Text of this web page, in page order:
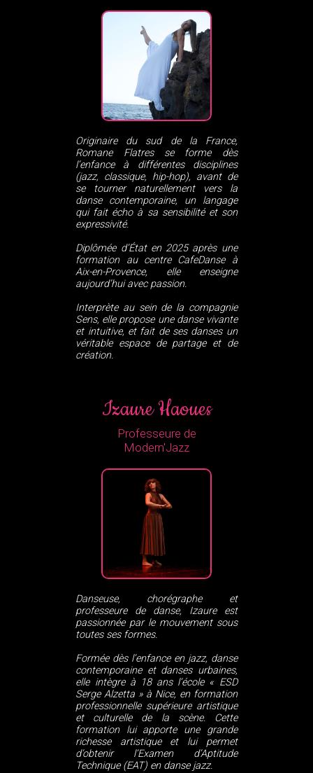
Originaire du sud de la France,
Romane Flatres se forme dès
l’enfance à différentes disciplines
(jazz, classique, hip-hop), avant de
se tourner naturellement vers la
danse contemporaine, un langage
qui fait écho à sa sensibilité et son
expressivité.
Diplômée d’État en 2025 après une
formation au centre CafeDanse à
Aix-en-Provence, elle enseigne
aujourd’hui avec passion.
Interprète au sein de la compagnie
Sens, elle propose une danse vivante
et intuitive, et fait de ses danses un
véritable espace de partage et de
création.
Izaure Haoues
Professeure de
Modern'Jazz
Danseuse, chorégraphe et
professeure de danse, Izaure est
passionnée par le mouvement sous
toutes ses formes.
Formée dès l’enfance en jazz, danse
contemporaine et danses urbaines,
elle intègre à 18 ans l’école « ESD
Serge Alzetta » à Nice, en formation
professionnelle supérieure artistique
et culturelle de la scène. Cette
formation lui apporte une grande
richesse artistique et lui permet
d’obtenir l’Examen d’Aptitude
Technique (EAT) en danse jazz.